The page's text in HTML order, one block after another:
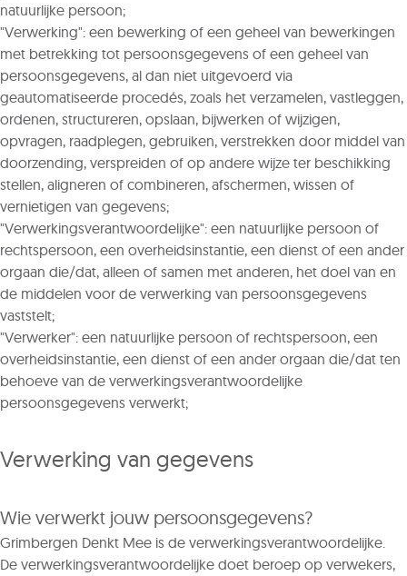
natuurlijke persoon;
"Verwerking": een bewerking of een geheel van bewerkingen
met betrekking tot persoonsgegevens of een geheel van
persoonsgegevens, al dan niet uitgevoerd via
geautomatiseerde procedés, zoals het verzamelen, vastleggen,
ordenen, structureren, opslaan, bijwerken of wijzigen,
opvragen, raadplegen, gebruiken, verstrekken door middel van
doorzending, verspreiden of op andere wijze ter beschikking
stellen, aligneren of combineren, afschermen, wissen of
vernietigen van gegevens;
"Verwerkingsverantwoordelijke": een natuurlijke persoon of
rechtspersoon, een overheidsinstantie, een dienst of een ander
orgaan die/dat, alleen of samen met anderen, het doel van en
de middelen voor de verwerking van persoonsgegevens
vaststelt;
"Verwerker": een natuurlijke persoon of rechtspersoon, een
overheidsinstantie, een dienst of een ander orgaan die/dat ten
behoeve van de verwerkingsverantwoordelijke
persoonsgegevens verwerkt;
Verwerking van gegevens
Wie verwerkt jouw persoonsgegevens?
Grimbergen Denkt Mee is de verwerkingsverantwoordelijke.
De verwerkingsverantwoordelijke doet beroep op verwekers,